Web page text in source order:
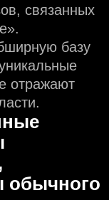
связанных
базу
отражают
обычного